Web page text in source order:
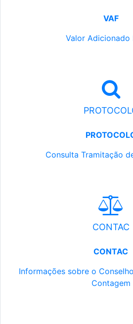
VAF
Valor Adicionado
Consulta Tramitação
CONTAC
CONTAC
Informações sobre o
Contagem